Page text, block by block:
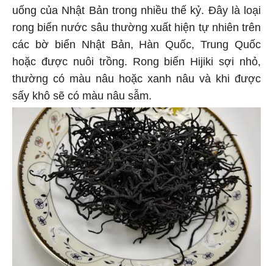
uống của Nhật Bản trong nhiều thế kỷ. Đây là loại
rong biển nước sâu thường xuất hiện tự nhiên trên
các bờ biển Nhật Bản, Hàn Quốc, Trung Quốc
hoặc được nuôi trồng. Rong biển Hijiki sợi nhỏ,
thường có màu nâu hoặc xanh nâu và khi được
sấy khô sẽ có màu nâu sẫm.